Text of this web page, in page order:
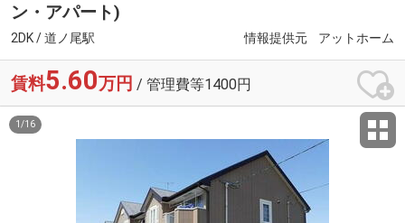
ン・アパート)
2DK / 道ノ尾駅 情報提供元 アットホーム
賃料5.60万円 / 管理費等1400円
1 /16